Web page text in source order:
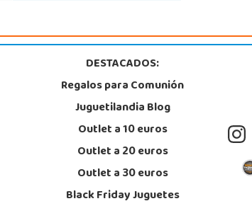
DESTACADOS:
Regalos para Comunión
Juguetilandia Blog
Outlet a 10 euros
Outlet a 20 euros
Outlet a 30 euros
Black Friday Juguetes